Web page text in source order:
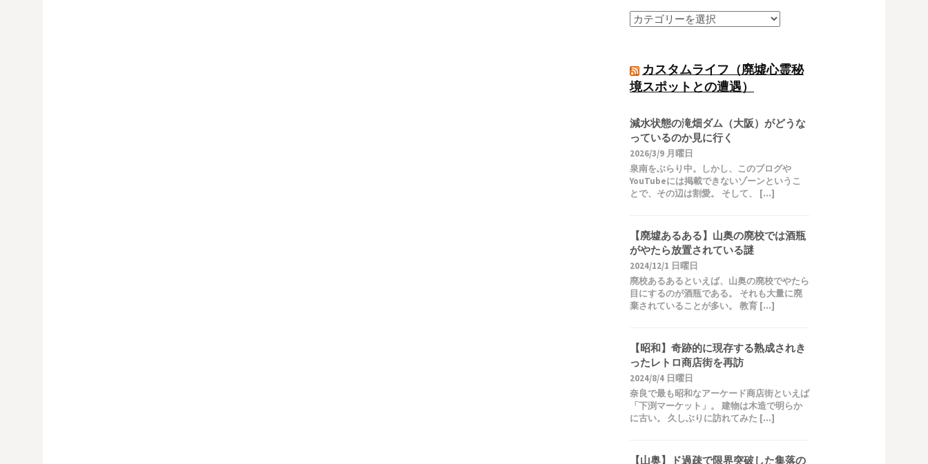
カスタムライフ（廃墟心霊秘
境スポットとの遭遇）
減水状態の滝畑ダム（大阪）がどうな
っているのか見に行く
2026/3/9 月曜日
泉南をぶらり中。しかし、このブログや
YouTubeには掲載できないゾーンというこ
とで、その辺は割愛。 そして、 […]
【廃墟あるある】山奥の廃校では酒瓶
がやたら放置されている謎
2024/12/1 日曜日
廃校あるあるといえば、山奥の廃校でやたら
目にするのが酒瓶である。 それも大量に廃
棄されていることが多い。 教育 […]
【昭和】奇跡的に現存する熟成されき
ったレトロ商店街を再訪
2024/8/4 日曜日
奈良で最も昭和なアーケード商店街といえば
「下渕マーケット」。 建物は木造で明らか
に古い。 久しぶりに訪れてみた […]
【山奥】ド過疎で限界突破した集落の